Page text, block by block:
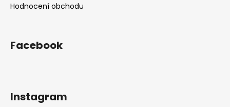
Hodnocení obchodu
Facebook
Instagram